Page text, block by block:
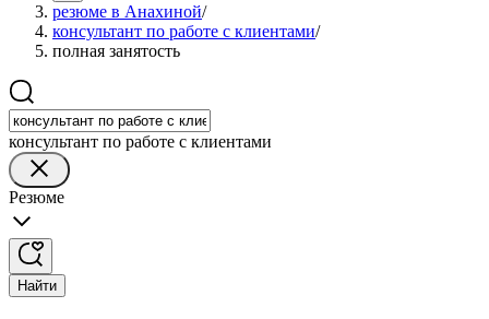
резюме в Анахиной/
консультант по работе с клиентами/
полная занятость
консультант по работе с клиентами
Резюме
Найти